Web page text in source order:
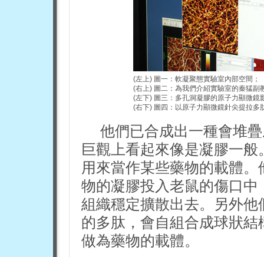
(左上) 圖一：軟凝聚態實驗室內部空間；
(右上) 圖二：為我們介紹實驗室的秦猛
(左下) 圖三：多孔洞凝膠的原子力顯微鏡
(右下) 圖四：以原子力顯微鏡針尖提拉多
他們已合成出一種會堆
巨觀上看起來像是凝膠一
用來當作某些藥物的載體
物的凝膠投入老鼠的傷口
組織穩定擴散出去。另外
的多肽，會自組合成球狀
做為藥物的載體。